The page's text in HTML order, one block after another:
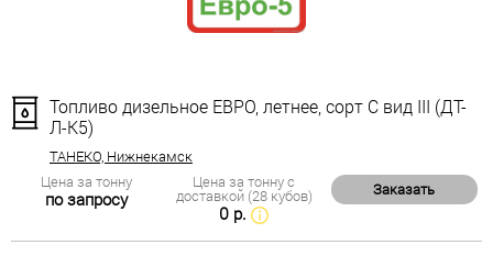
Топливо дизельное ЕВРО, летнее, сорт С вид III (ДТ-
Л-К5)
ТАНЕКО, Нижнекамск
Цена за тонну
по запросу
Цена за тонну с
доставкой (28 кубов)
0 р.
Заказать